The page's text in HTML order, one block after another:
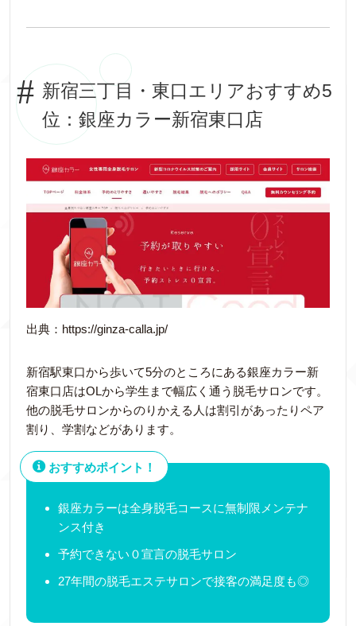
新宿三丁目・東口エリアおすすめ5
位：銀座カラー新宿東口店
出典：https://ginza-calla.jp/
新宿駅東口から歩いて5分のところにある銀座カラー新
宿東口店はOLから学生まで幅広く通う脱毛サロンです。
他の脱毛サロンからのりかえる人は割引があったりペア
割り、学割などがあります。
おすすめポイント！
銀座カラーは全身脱毛コースに無制限メンテナ
ンス付き
予約できない０宣言の脱毛サロン
27年間の脱毛エステサロンで接客の満足度も◎